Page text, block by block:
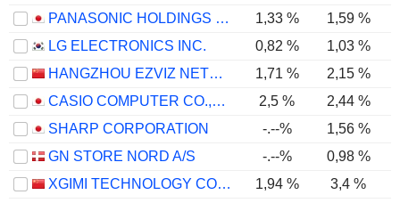
PANASONIC HOLDINGS CORPORATION
1,33 % 1,59 %
LG ELECTRONICS INC.
0,82 % 1,03 %
HANGZHOU EZVIZ NETWORK CO., LTD.
1,71 % 2,15 %
CASIO COMPUTER CO.,LTD.
2,5 % 2,44 %
SHARP CORPORATION
-.--% 1,56 %
GN STORE NORD A/S
-.--% 0,98 %
XGIMI TECHNOLOGY CO.,LTD.
1,94 % 3,4 %